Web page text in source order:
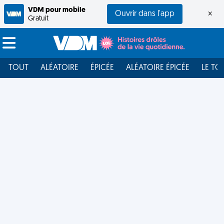
VDM pour mobile
Gratuit
Ouvrir dans l'app ×
TOUT ALÉATOIRE ÉPICÉE ALÉATOIRE ÉPICÉE LE